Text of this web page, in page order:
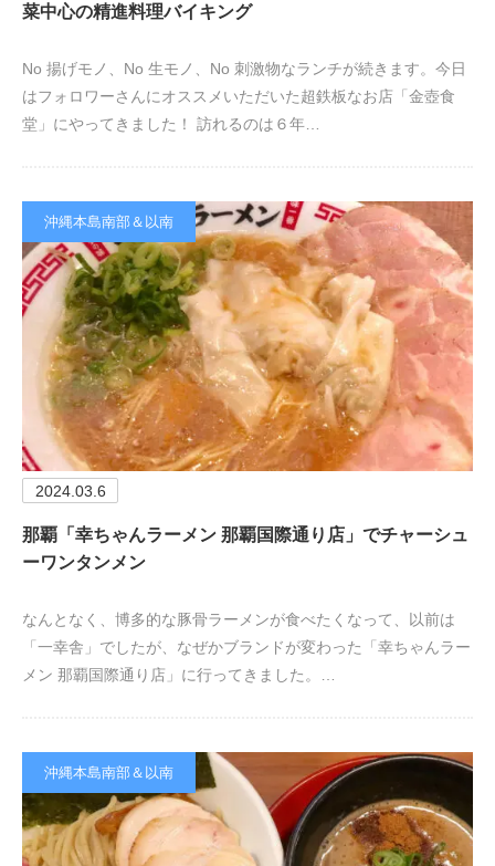
菜中心の精進料理バイキング
No 揚げモノ、No 生モノ、No 刺激物なランチが続きます。今日
はフォロワーさんにオススメいただいた超鉄板なお店「金壺食
堂」にやってきました！ 訪れるのは６年…
沖縄本島南部＆以南
2024.03.6
那覇「幸ちゃんラーメン 那覇国際通り店」でチャーシュ
ーワンタンメン
なんとなく、博多的な豚骨ラーメンが食べたくなって、以前は
「一幸舎」でしたが、なぜかブランドが変わった「幸ちゃんラー
メン 那覇国際通り店」に行ってきました。…
沖縄本島南部＆以南